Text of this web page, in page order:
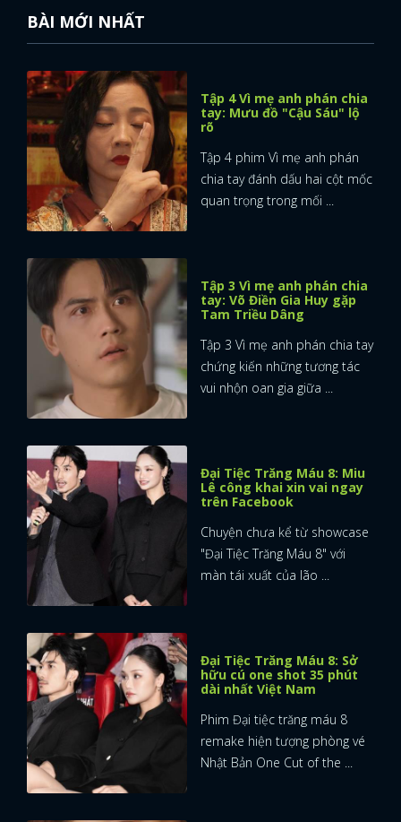
BÀI MỚI NHẤT
Tập 4 Vì mẹ anh phán chia
tay: Mưu đồ "Cậu Sáu" lộ
rõ
Tập 4 phim Vì mẹ anh phán
chia tay đánh dấu hai cột mốc
quan trọng trong mối ...
Tập 3 Vì mẹ anh phán chia
tay: Võ Điền Gia Huy gặp
Tam Triều Dâng
Tập 3 Vì mẹ anh phán chia tay
chứng kiến những tương tác
vui nhộn oan gia giữa ...
Đại Tiệc Trăng Máu 8: Miu
Lê công khai xin vai ngay
trên Facebook
Chuyện chưa kể từ showcase
"Đại Tiệc Trăng Máu 8" với
màn tái xuất của lão ...
Đại Tiệc Trăng Máu 8: Sở
hữu cú one shot 35 phút
dài nhất Việt Nam
Phim Đại tiệc trăng máu 8
remake hiện tượng phòng vé
Nhật Bản One Cut of the ...